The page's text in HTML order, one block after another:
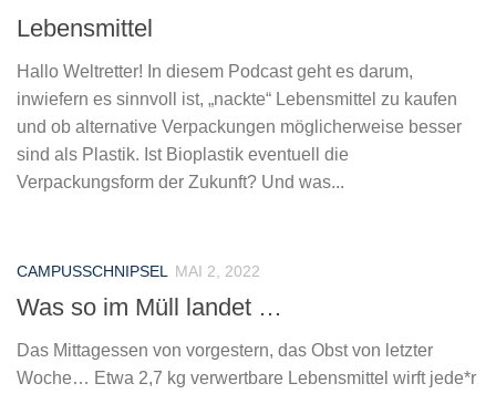
Lebensmittel
Hallo Weltretter! In diesem Podcast geht es darum,
inwiefern es sinnvoll ist, „nackte“ Lebensmittel zu kaufen
und ob alternative Verpackungen möglicherweise besser
sind als Plastik. Ist Bioplastik eventuell die
Verpackungsform der Zukunft? Und was...
CAMPUSSCHNIPSEL MAI 2, 2022
Was so im Müll landet …
Das Mittagessen von vorgestern, das Obst von letzter
Woche… Etwa 2,7 kg verwertbare Lebensmittel wirft jede*r